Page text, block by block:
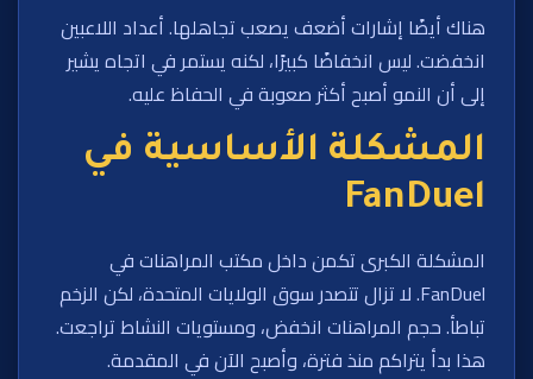
هناك أيضًا إشارات أضعف يصعب تجاهلها. أعداد اللاعبين
انخفضت. ليس انخفاضًا كبيرًا، لكنه يستمر في اتجاه يشير
إلى أن النمو أصبح أكثر صعوبة في الحفاظ عليه.
المشكلة الأساسية في
FanDuel
المشكلة الكبرى تكمن داخل مكتب المراهنات في
FanDuel. لا تزال تتصدر سوق الولايات المتحدة، لكن الزخم
تباطأ. حجم المراهنات انخفض، ومستويات النشاط تراجعت.
هذا بدأ يتراكم منذ فترة، وأصبح الآن في المقدمة.